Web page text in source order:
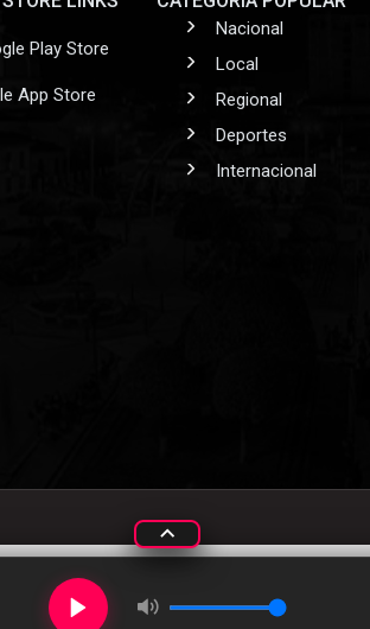
Nacional
Local
Regional
Deportes
Internacional